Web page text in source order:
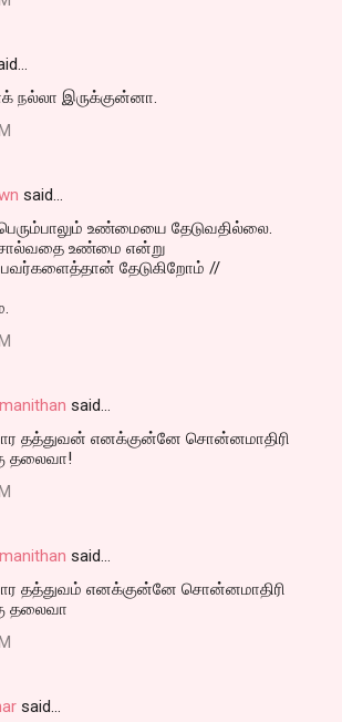
நல்லா இருக்குன்னா.
said…
உண்மையை தேடுவதில்லை.
உண்மை என்று
தேடுகிறோம் //
said…
தத்துவன் எனக்குன்னே சொன்னமாதிரி
தலைவா!
said…
தத்துவம் எனக்குன்னே சொன்னமாதிரி
தலைவா
said…